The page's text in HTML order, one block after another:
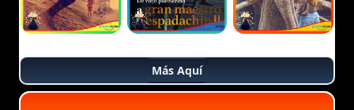
Más Aquí